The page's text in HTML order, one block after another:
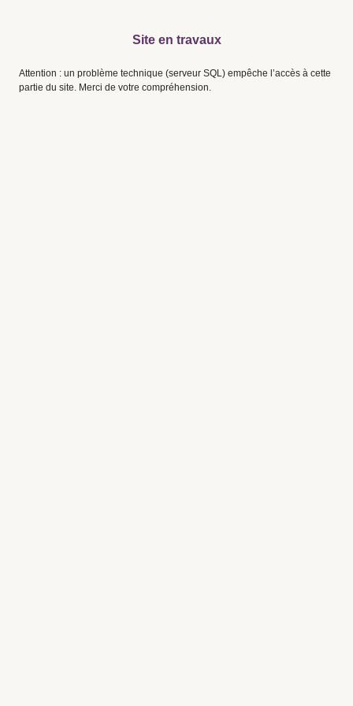
Site en travaux
Attention : un problème technique (serveur SQL) empêche l’accès à cette
partie du site. Merci de votre compréhension.